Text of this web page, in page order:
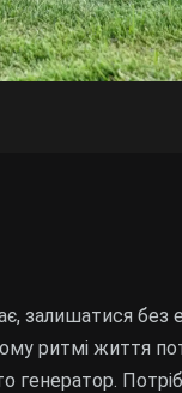
залишатися без
ритмі життя
генератор.